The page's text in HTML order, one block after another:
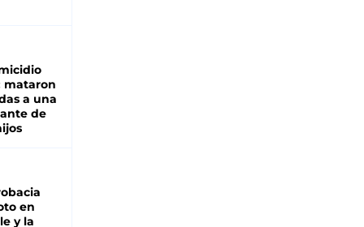
mataron
a una
de
en
y la